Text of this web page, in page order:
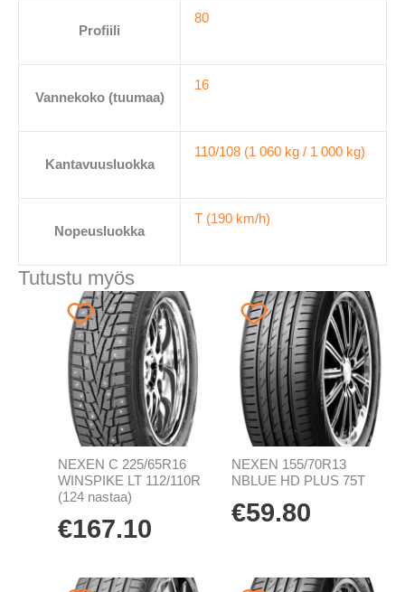
Profiili
80
Vannekoko (tuumaa)
16
Kantavuusluokka
110/108 (1 060 kg / 1 000 kg)
Nopeusluokka
T (190 km/h)
Tutustu myös
NEXEN C 225/65R16
WINSPIKE LT 112/110R
(124 nastaa)
€167.10
NEXEN 155/70R13
NBLUE HD PLUS 75T
€59.80